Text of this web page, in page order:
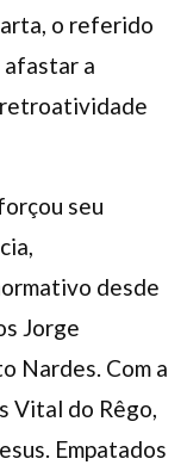
o referido
a
seu
desde
Jorge
Nardes. Com a
Vital do Rêgo,
Empatados